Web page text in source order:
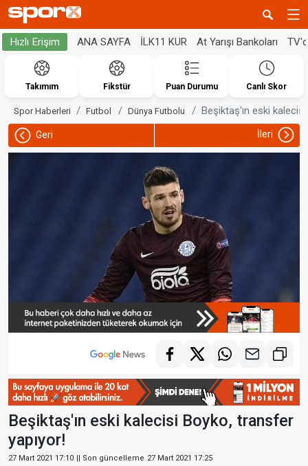
Hızlı Erişim ANA SAYFA İLK11 KUR At Yarışı Bankoları
Takımım Fikstür Puan Durumu Canlı Skor
Spor Haberleri Futbol Dünya Futbolu Beşiktaş'ın eski
Geri İleri
Beşiktaş'ın eski kalecisi Boyko, transfer
yapıyor!
27 Mart 2021 17:10 || Son güncelleme 27 Mart 2021 17:25